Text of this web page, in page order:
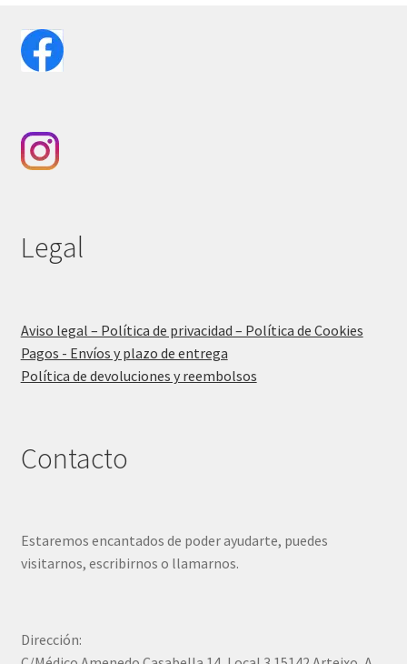
Legal
Aviso legal – Política de privacidad – Política de Cookies
Pagos - Envíos y plazo de entrega
Política de devoluciones y reembolsos
Contacto
Estaremos encantados de poder ayudarte, puedes
visitarnos, escribirnos o llamarnos.
Dirección: